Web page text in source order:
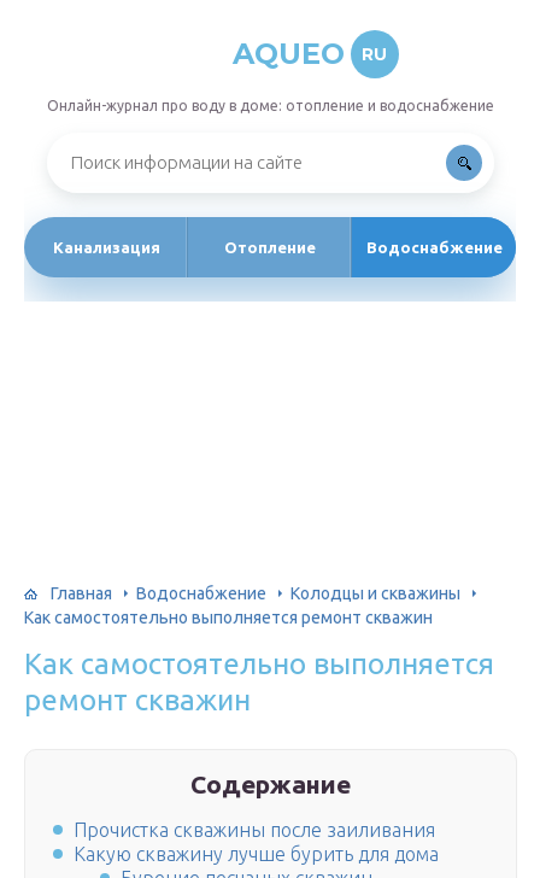
AQUEO RU
Онлайн-журнал про воду в доме: отопление и водоснабжение
Канализация Отопление Водоснабжение
Главная Водоснабжение
Колодцы и скважины
Как самостоятельно выполняется ремонт скважин
Как самостоятельно выполняется
ремонт скважин
Содержание
Прочистка скважины после заиливания
Какую скважину лучше бурить для дома